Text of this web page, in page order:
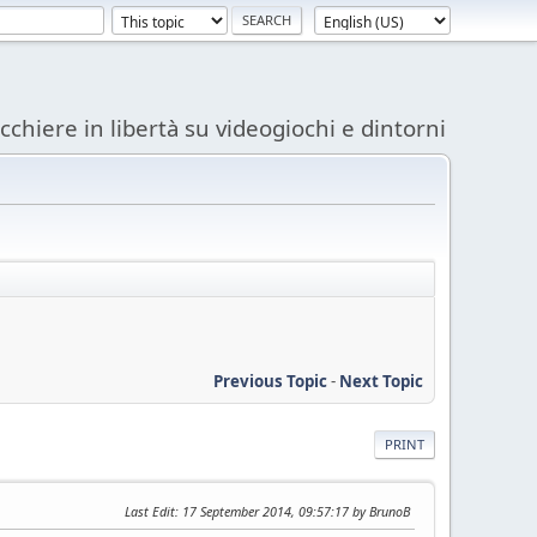
in libertà su videogiochi e dintorni
Previous Topic- Next Topic
PRINT
Last Edit: 17 September 2014, 09:57:17 by BrunoB